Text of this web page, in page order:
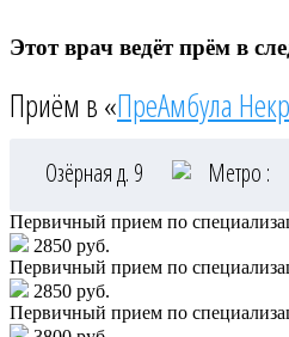
Этот врач ведёт прём в
Приём в «ПреАмбула
Озёрная д. 9 Метро :
Первичный прием по
2850 руб.
Первичный прием по
2850 руб.
Первичный прием по